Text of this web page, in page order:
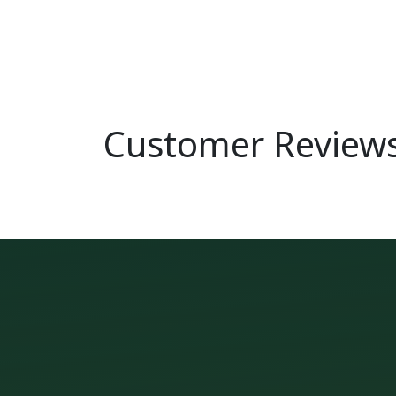
Customer